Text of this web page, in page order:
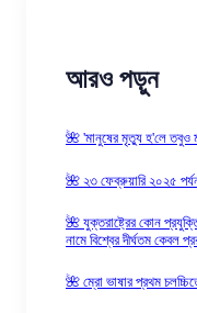
আরও পড়ুন
🌺 'মানুষের মৃত্যু হ'লে তবুও
🌺 ২৩ ফেব্রুয়ারি ২০২৫
🌺 যুক্তরাষ্ট্রের কোন
নামে বিশ্বের দীর্ঘতম কেবল
🌺 ম্রো ভাষার প্রথম